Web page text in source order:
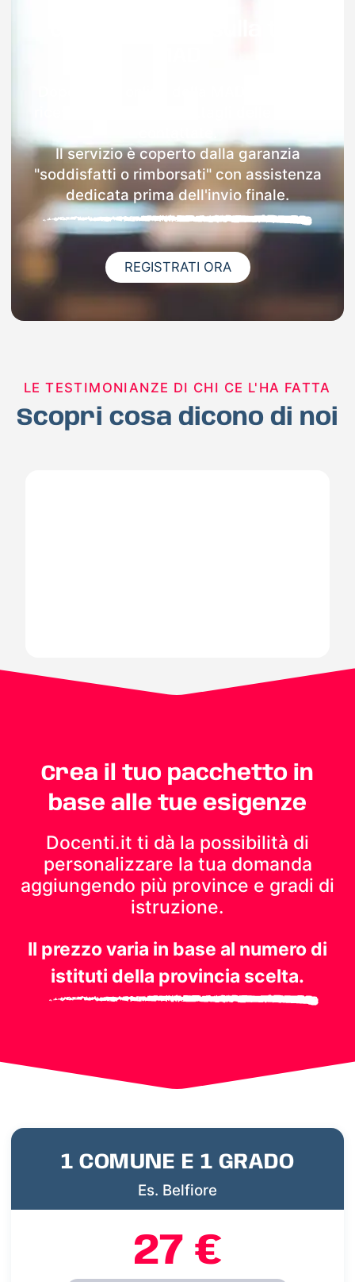
Il servizio è coperto dalla garanzia
"soddisfatti o rimborsati" con assistenza
dedicata prima dell'invio finale.
REGISTRATI ORA
LE TESTIMONIANZE DI CHI CE L'HA FATTA
Scopri cosa dicono di noi
Crea il tuo pacchetto in
base alle tue esigenze
Docenti.it ti dà la possibilità di
personalizzare la tua domanda
aggiungendo più province e gradi di
istruzione.
Il prezzo varia in base al numero di
istituti della provincia scelta.
1 COMUNE E 1 GRADO
Es. Belfiore
27 €